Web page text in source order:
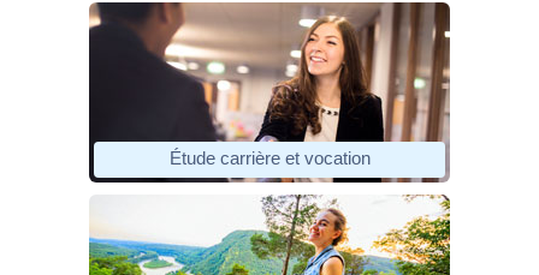
Étude carrière et vocation